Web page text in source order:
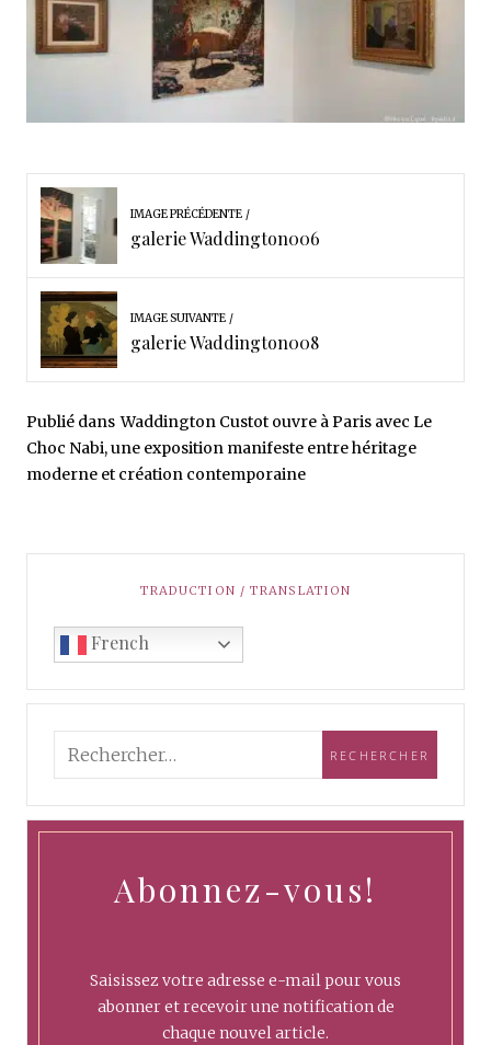
IMAGE PRÉCÉDENTE
galerie Waddington006
IMAGE SUIVANTE
galerie Waddington008
Publié dans Waddington Custot ouvre à Paris avec Le
Choc Nabi, une exposition manifeste entre héritage
moderne et création contemporaine
TRADUCTION / TRANSLATION
French
Abonnez-vous!
Saisissez votre adresse e-mail pour vous
abonner et recevoir une notification de
chaque nouvel article.